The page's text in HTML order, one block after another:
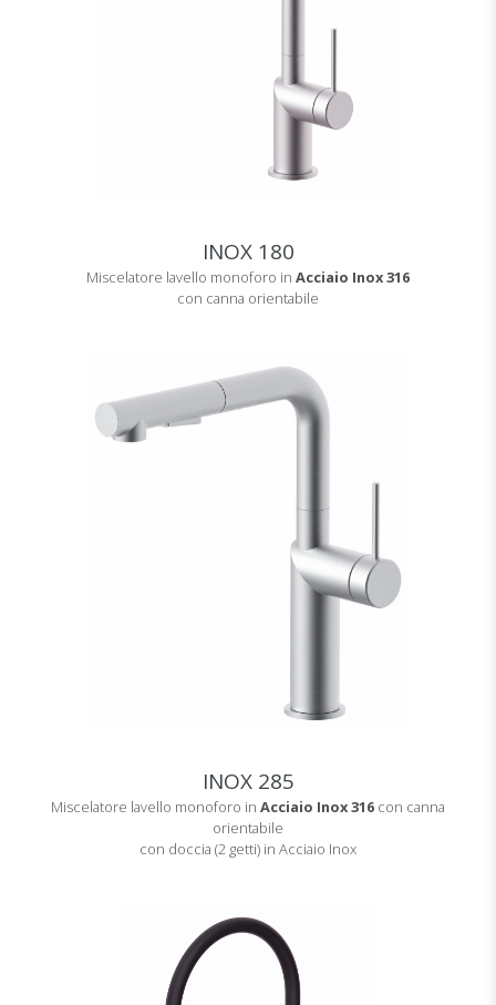
INOX 180
Miscelatore lavello monoforo in Acciaio Inox 316
con canna orientabile
INOX 285
Miscelatore lavello monoforo in Acciaio Inox 316 con canna
orientabile
con doccia (2 getti) in Acciaio Inox